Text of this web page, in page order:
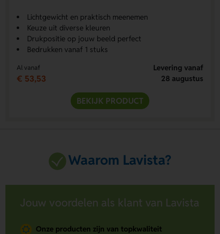
Lichtgewicht en praktisch meenemen
Keuze uit diverse kleuren
Drukpositie op jouw beeld perfect
Bedrukken vanaf 1 stuks
Al vanaf
€ 53,53
Levering vanaf
28 augustus
BEKIJK PRODUCT
Waarom Lavista?
Jouw voordelen als klant van Lavista
Onze producten zijn van topkwaliteit